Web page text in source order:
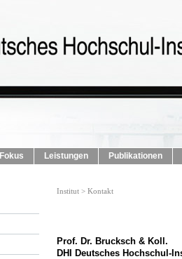
Fokus Leistungen Publikationen
Institut > Kontakt
Prof. Dr. Brucksch & Koll.
DHI Deutsches Hochschul-